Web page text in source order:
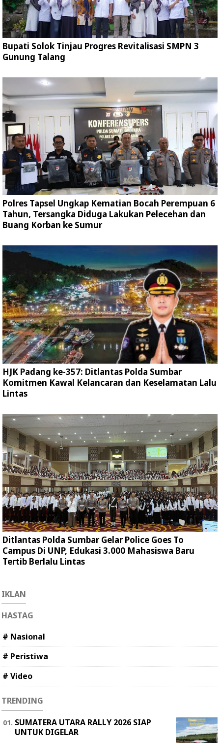
Bupati Solok Tinjau Progres Revitalisasi SMPN 3
Gunung Talang
Polres Tapsel Ungkap Kematian Bocah Perempuan 6
Tahun, Tersangka Diduga Lakukan Pelecehan dan
Buang Korban ke Sumur
HJK Padang ke-357: Ditlantas Polda Sumbar
Komitmen Kawal Kelancaran dan Keselamatan Lalu
Lintas
Ditlantas Polda Sumbar Gelar Police Goes To
Campus Di UNP, Edukasi 3.000 Mahasiswa Baru
Tertib Berlalu Lintas
IKLAN
HASTAG
# Nasional
# Peristiwa
# Video
TRENDING
SUMATERA UTARA RALLY 2026 SIAP
UNTUK DIGELAR